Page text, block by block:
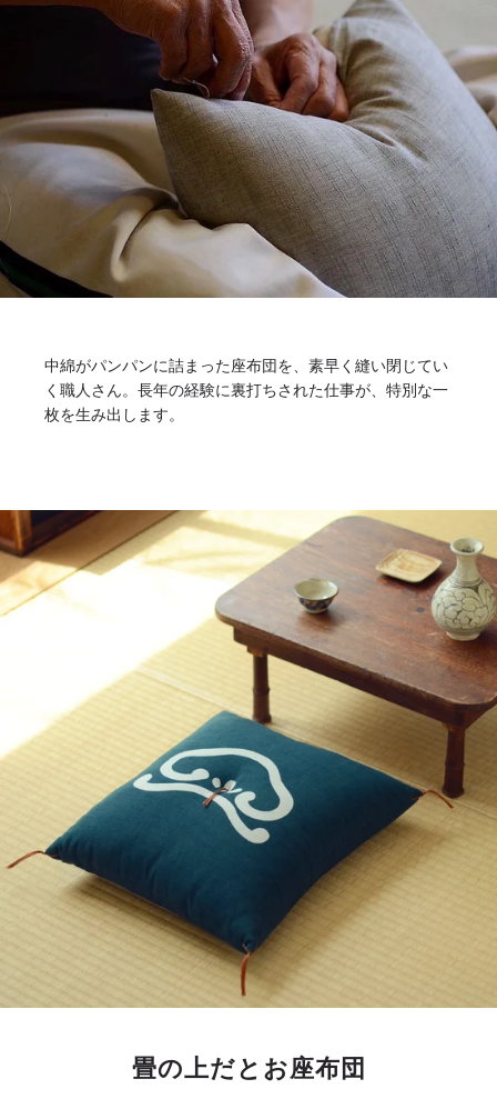
中綿がパンパンに詰まった座布団を、素早く縫い閉じてい
く職人さん。長年の経験に裏打ちされた仕事が、特別な一
枚を生み出します。
畳の上だとお座布団